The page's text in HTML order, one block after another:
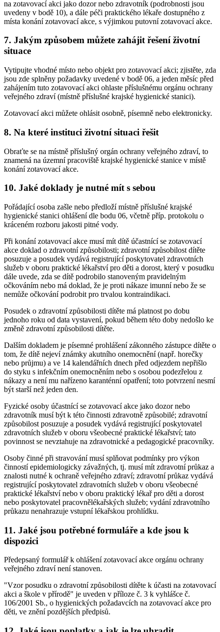
na zotavovací akci jako dozor nebo zdravotník (podrobnosti jsou
uvedeny v bodě 10), a dále péči praktického lékaře dostupného z
místa konání zotavovací akce, s výjimkou putovní zotavovací akce.
7. Jakým způsobem můžete zahájit řešení životní
situace
Vytipujte vhodné místo nebo objekt pro zotavovací akci; zjistěte, zda
jsou zde splněny požadavky uvedené v bodě 06, a jeden měsíc před
zahájením tuto zotavovací akci ohlaste příslušnému orgánu ochrany
veřejného zdraví (místně příslušné krajské hygienické stanici).
Zotavovací akci můžete ohlásit osobně, písemně nebo elektronicky.
8. Na které instituci životní situaci řešit
Obraťte se na místně příslušný orgán ochrany veřejného zdraví, to
znamená na územní pracoviště krajské hygienické stanice v místě
konání zotavovací akce.
10. Jaké doklady je nutné mít s sebou
Pořádající osoba zašle nebo předloží místně příslušné krajské
hygienické stanici ohlášení dle bodu 06, včetně příp. protokolu o
kráceném rozboru jakosti pitné vody.
Při konání zotavovací akce musí mít dítě účastnící se zotavovací
akce doklad o zdravotní způsobilosti; zdravotní způsobilost dítěte
posuzuje a posudek vydává registrující poskytovatel zdravotních
služeb v oboru praktické lékařství pro děti a dorost, který v posudku
dále uvede, zda se dítě podrobilo stanoveným pravidelným
očkováním nebo má doklad, že je proti nákaze imunní nebo že se
nemůže očkování podrobit pro trvalou kontraindikaci.
Posudek o zdravotní způsobilosti dítěte má platnost po dobu
jednoho roku od data vystavení, pokud během této doby nedošlo ke
změně zdravotní způsobilosti dítěte.
Dalším dokladem je písemné prohlášení zákonného zástupce dítěte o
tom, že dítě nejeví známky akutního onemocnění (např. horečky
nebo průjmu) a ve 14 kalendářních dnech před odjezdem nepřišlo
do styku s infekčním onemocněním nebo s osobou podezřelou z
nákazy a není mu nařízeno karanténní opatření; toto potvrzení nesmí
být starší než jeden den.
Fyzické osoby účastnící se zotavovací akce jako dozor nebo
zdravotník musí být k této činnosti zdravotně způsobilé; zdravotní
způsobilost posuzuje a posudek vydává registrující poskytovatel
zdravotních služeb v oboru všeobecné praktické lékařství; tato
povinnost se nevztahuje na zdravotnické a pedagogické pracovníky.
Osoby činné při stravování musí splňovat podmínky pro výkon
činností epidemiologicky závažných, tj. musí mít zdravotní průkaz a
znalosti nutné k ochraně veřejného zdraví; zdravotní průkaz vydává
registrující poskytovatel zdravotních služeb v oboru všeobecné
praktické lékařství nebo v oboru praktický lékař pro děti a dorost
nebo poskytovatel pracovnělékařských služeb; vydání zdravotního
průkazu nenahrazuje vstupní lékařskou prohlídku.
11. Jaké jsou potřebné formuláře a kde jsou k
dispozici
Předepsaný formulář k ohlášení zotavovací akce orgánu ochrany
veřejného zdraví není stanoven.
"Vzor posudku o zdravotní způsobilosti dítěte k účasti na zotavovací
akci a škole v přírodě" je uveden v příloze č. 3 k vyhlášce č.
106/2001 Sb., o hygienických požadavcích na zotavovací akce pro
děti, ve znění pozdějších předpisů.